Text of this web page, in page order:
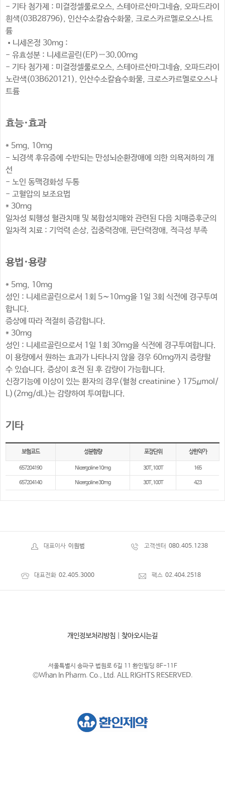
- 기타 첨가제 : 미결정셀룰로오스, 스테아르산마그네슘, 오파드라이
흰색(03B28796), 인산수소칼슘수화물, 크로스카르멜로오스나트
륨
•니세온정 30mg :
- 유효성분 : 니세르골린(EP)…30.00mg
- 기타 첨가제 : 미결정셀룰로오스, 스테아르산마그네슘, 오파드라이
노란색(03B620121), 인산수소칼슘수화물, 크로스카르멜로오스나
트륨
효능·효과
* 5mg, 10mg
- 뇌경색 후유증에 수반되는 만성뇌순환장애에 의한 의욕저하의 개
선
- 노인 동맥경화성 두통
- 고혈압의 보조요법
* 30mg
일차성 퇴행성 혈관치매 및 복합성치매와 관련된 다음 치매증후군의
일차적 치료 : 기억력 손상, 집중력장애, 판단력장애, 적극성 부족
용법·용량
* 5mg, 10mg
성인 : 니세르골린으로서 1회 5〜10mg을 1일 3회 식전에 경구투여
합니다.
증상에 따라 적절히 증감합니다.
* 30mg
성인 : 니세르골린으로서 1일 1회 30mg을 식전에 경구투여합니다.
이 용량에서 원하는 효과가 나타나지 않을 경우 60mg까지 증량할
수 있습니다. 증상이 호전 된 후 감량이 가능합니다.
신장기능에 이상이 있는 환자의 경우(혈청 creatinine > 175μmol/
L)(2mg/dL)는 감량하여 투여합니다.
기타
보험코드 성분함량 포장단위 상한약가
657204190 Nicergoline 10mg 30T, 100T 165
657204140 Nicergoline 30mg 30T, 100T 423
대표이사 이원범 고객센터 080.405.1238
대표전화 02.405.3000 팩스 02.404.2518
개인정보처리방침 찾아오시는길
서울특별시 송파구 법원로 6길 11 환인빌딩 8F-11F
©Whan In Pharm. Co., Ltd. ALL RIGHTS RESERVED.